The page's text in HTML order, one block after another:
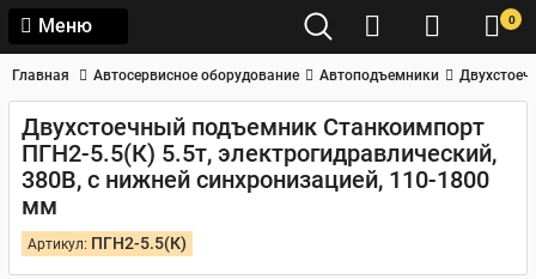
Меню 0
Главная Автосервисное оборудование Автоподъемники
Двухстоечный подъемник Станкоимпорт
ПГН2-5.5(К) 5.5т, электрогидравлический,
380В, с нижней синхронизацией, 110-1800
мм
Артикул: ПГН2-5.5(К)